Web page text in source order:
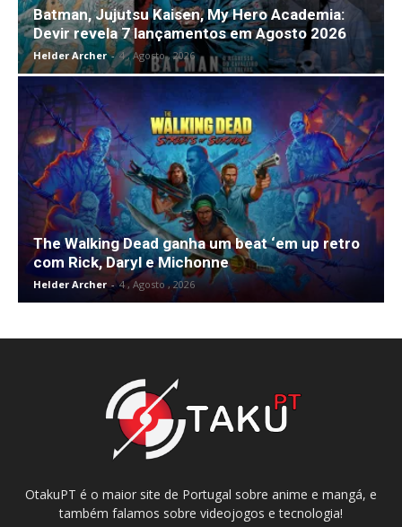
Batman, Jujutsu Kaisen, My Hero Academia:
Devir revela 7 lançamentos em Agosto 2026
Helder Archer - 4 , Agosto , 2026
The Walking Dead ganha um beat ‘em up retro
com Rick, Daryl e Michonne
Helder Archer - 4 , Agosto , 2026
OtakuPT é o maior site de Portugal sobre anime e mangá, e
também falamos sobre videojogos e tecnologia!